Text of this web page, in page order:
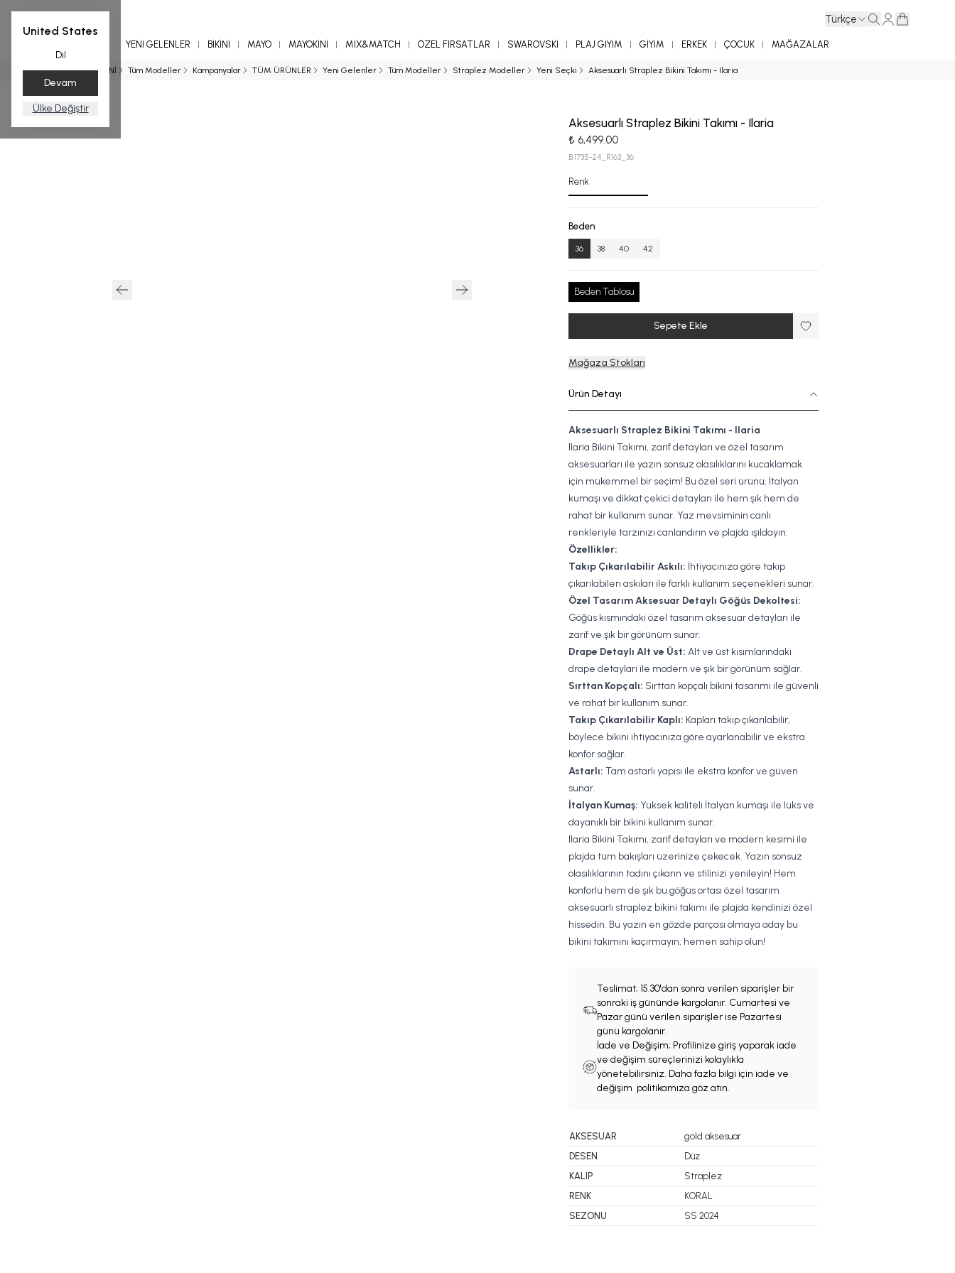
United States
Dil
Devam
Ülke Değiştir
Türkçe
YENİ GELENLER BİKİNİ MAYO MAYOKİNİ MİX&MATCH ÖZEL FIRSATLAR SWAROVSKİ PLAJ GİYİM GİYİM ERKEK ÇOCUK MAĞAZALAR
Ana Sayfa BİKİNİ Tüm Modeller Kampanyalar TÜM ÜRÜNLER Yeni Gelenler Tüm Modeller Straplez Modeller Yeni Seçki Aksesuarlı Straplez Bikini Takımı - Ilaria
Aksesuarlı Straplez Bikini Takımı - Ilaria
₺ 6,499.00
B.1735-24_R163_36
Renk
Beden
36 38 40 42
Beden Tablosu
Sepete Ekle
Mağaza Stokları
Ürün Detayı
Aksesuarlı Straplez Bikini Takımı - Ilaria
Ilaria Bikini Takımı, zarif detayları ve özel tasarım
aksesuarları ile yazın sonsuz olasılıklarını kucaklamak
için mükemmel bir seçim! Bu özel seri ürünü, İtalyan
kumaşı ve dikkat çekici detayları ile hem şık hem de
rahat bir kullanım sunar. Yaz mevsiminin canlı
renkleriyle tarzınızı canlandırın ve plajda ışıldayın.
Özellikler:
Takıp Çıkarılabilir Askılı: İhtiyacınıza göre takıp
çıkarılabilen askıları ile farklı kullanım seçenekleri sunar.
Özel Tasarım Aksesuar Detaylı Göğüs Dekoltesi:
Göğüs kısmındaki özel tasarım aksesuar detayları ile
zarif ve şık bir görünüm sunar.
Drape Detaylı Alt ve Üst: Alt ve üst kısımlarındaki
drape detayları ile modern ve şık bir görünüm sağlar.
Sırttan Kopçalı: Sırttan kopçalı bikini tasarımı ile güvenli
ve rahat bir kullanım sunar.
Takıp Çıkarılabilir Kaplı: Kapları takıp çıkarılabilir,
böylece bikini ihtiyacınıza göre ayarlanabilir ve ekstra
konfor sağlar.
Astarlı: Tam astarlı yapısı ile ekstra konfor ve güven
sunar.
İtalyan Kumaş: Yüksek kaliteli İtalyan kumaşı ile lüks ve
dayanıklı bir bikini kullanım sunar.
Ilaria Bikini Takımı, zarif detayları ve modern kesimi ile
plajda tüm bakışları üzerinize çekecek. Yazın sonsuz
olasılıklarının tadını çıkarın ve stilinizi yenileyin! Hem
konforlu hem de şık bu göğüs ortası özel tasarım
aksesuarlı straplez bikini takımı ile plajda kendinizi özel
hissedin. Bu yazın en gözde parçası olmaya aday bu
bikini takımını kaçırmayın, hemen sahip olun!
Teslimat; 15.30'dan sonra verilen siparişler bir
sonraki iş gününde kargolanır. Cumartesi ve
Pazar günü verilen siparişler ise Pazartesi
günü kargolanır.
İade ve Değişim; Profilinize giriş yaparak iade
ve değişim süreçlerinizi kolaylıkla
yönetebilirsiniz. Daha fazla bilgi için iade ve
değişim politikamıza göz atın.
AKSESUAR
gold aksesuar
DESEN
Düz
KALIP
Straplez
RENK
KORAL
SEZONU
SS 2024